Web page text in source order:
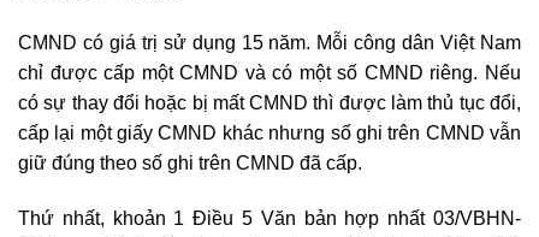
CMND có giá trị sử dụng 15 năm. Mỗi công dân Việt Nam
chỉ được cấp một CMND và có một số CMND riêng. Nếu
có sự thay đổi hoặc bị mất CMND thì được làm thủ tục đổi,
cấp lại một giấy CMND khác nhưng số ghi trên CMND vẫn
giữ đúng theo số ghi trên CMND đã cấp.
Thứ nhất, khoản 1 Điều 5 Văn bản hợp nhất 03/VBHN-